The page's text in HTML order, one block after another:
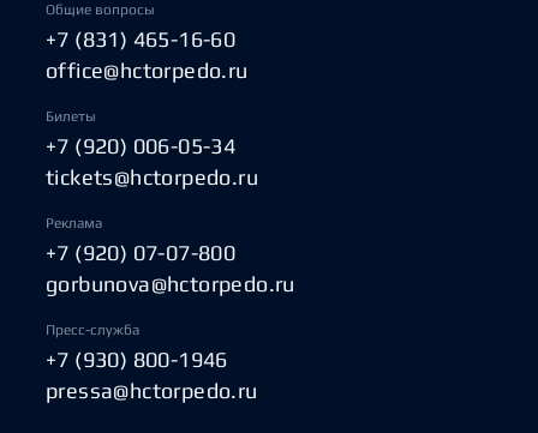
Общие вопросы
+7 (831) 465-16-60
office@hctorpedo.ru
Билеты
+7 (920) 006-05-34
tickets@hctorpedo.ru
Реклама
+7 (920) 07-07-800
gorbunova@hctorpedo.ru
Пресс-служба
+7 (930) 800-1946
pressa@hctorpedo.ru